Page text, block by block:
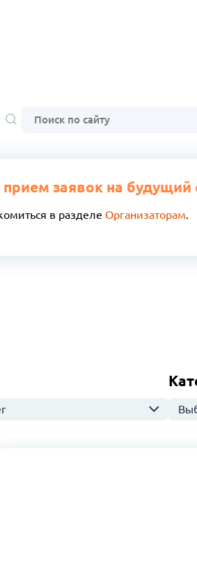
заявок на будущий
в разделе Организаторам.